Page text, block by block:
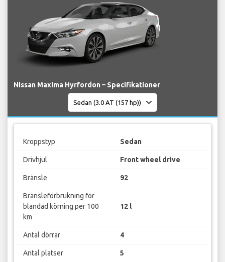
Nissan Maxima Hyrfordon – Specifikationer
Kroppstyp Sedan
Drivhjul Front wheel drive
Bränsle 92
Bränsleförbrukning för
blandad körning per 100
km
12 l
Antal dörrar 4
Antal platser 5